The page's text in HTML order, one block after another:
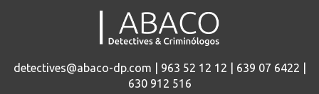
detectives@abaco-dp.com | 963 52 12 12 | 639 07 6422 |
630 912 516